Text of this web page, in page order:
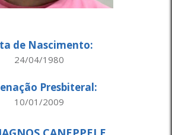
de Nascimento:
24/04/1980
Presbiteral:
10/01/2009